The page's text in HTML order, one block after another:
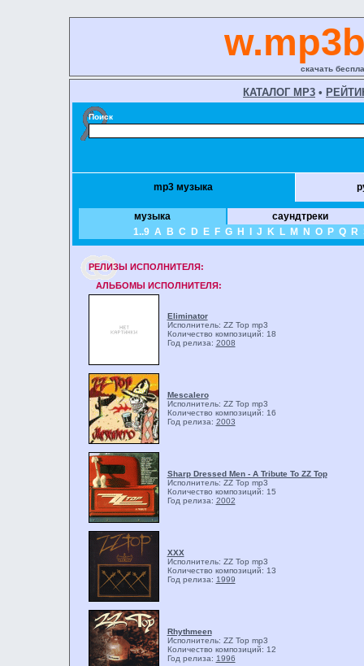
скачать
КАТАЛОГ MP3 •
Поиск
mp3 музыка
музыка
саундтреки
1..9 A B C D E F G H J K L M N O P Q R
РЕЛИЗЫ ИCПОЛНИТЕЛЯ:
АЛЬБОМЫ ИСПОЛНИТЕЛЯ:
Eliminator
Исполнитель: ZZ Top mp3
Количество композиций: 18
Год релиза: 2008
Mescalero
Исполнитель: ZZ Top mp3
Количество композиций: 16
Год релиза: 2003
Sharp Dressed Men - A Tribute To ZZ Top
Исполнитель: ZZ Top mp3
Количество композиций: 15
Год релиза: 2002
XXX
Исполнитель: ZZ Top mp3
Количество композиций: 13
Год релиза: 1999
Rhythmeen
Исполнитель: ZZ Top mp3
Количество композиций: 12
Год релиза: 1996